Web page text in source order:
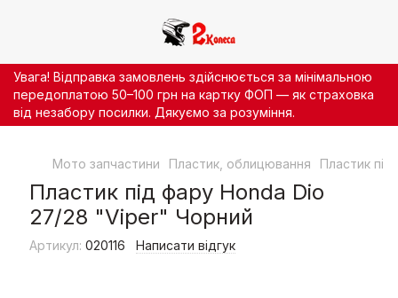
Увага! Відправка замовлень здійснюється за мінімальною
передоплатою 50–100 грн на картку ФОП — як страховка
від незабору посилки. Дякуємо за розуміння.
Мото запчастини Пластик, облицювання Пластик під
Пластик під фару Honda Dio
27/28 "Viper" Чорний
Артикул: 020116 Написати відгук